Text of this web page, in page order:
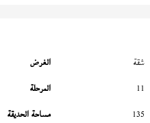
شقة الغرض
11 المرحلة
135 مساحة الحديقة